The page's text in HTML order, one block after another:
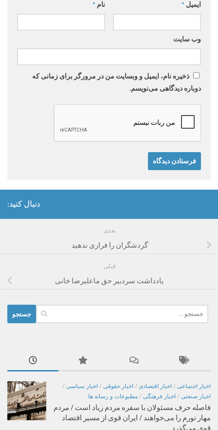
نام * ایمیل *
وب‌ سایت
ذخیره نام، ایمیل و وبسایت من در مرورگر برای زمانی که
دوباره دیدگاهی می‌نویسم.
دنبال کنید:
بعدی
گردشگران را فراری ندهید
قبلی
یادداشت سردبیر حق ماعلیرضا خانی
برای:
اخبار اجتماعی / اخبار اقتصادی / اخبار حقوقی / اخبار سیاسی /
اخبار صنعتی / اخبار فرهنگی / مطبوعات و رسانه ها
فاصله حرف مسئولان با سفره مردم زیاد است / مردم
مهار تورم را می‌خواهند / ایران قوی از مسیر اقتصاد
قوی می‌گذرد